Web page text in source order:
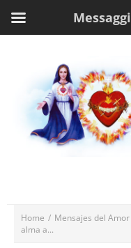
Home / Mensajes del
alma a...